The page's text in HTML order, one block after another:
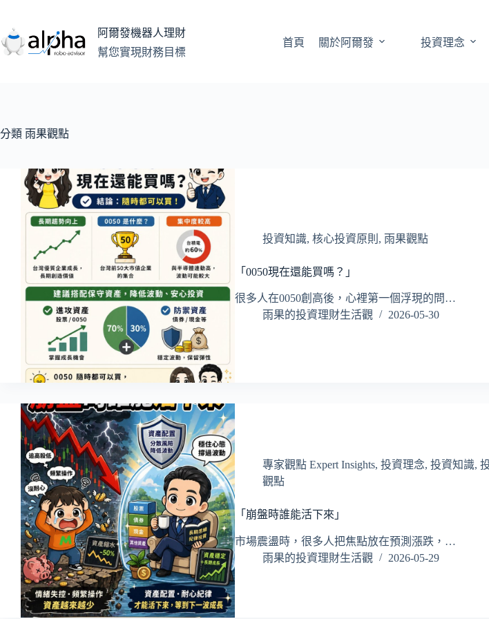
主
要
阿爾發機器人理財
幫您實現財務目標
首頁 關於阿爾發 投資理念
分類 雨果觀點
投資知識, 核心投資原則 , 雨果觀點
「0050現在還能買嗎？」
很多人在0050創高後，心裡第一個浮現的問…
雨果的投資理財生活觀
2026-05-30
專家觀點 Expert Insights, 投資理念, 投資知識,
觀點
「崩盤時誰能活下來」
市場震盪時，很多人把焦點放在預測漲跌，…
雨果的投資理財生活觀
2026-05-29